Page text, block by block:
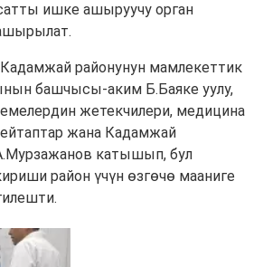
ишке ашыруучу орган
районунун мамлекеттик
башчысы-аким Б.Баяке уулу,
жетекчилери, медицина
жана Кадамжай
катышып, бул
район үчүн өзгөчө мааниге